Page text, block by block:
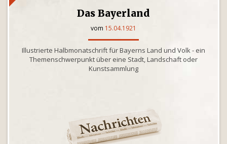
Das Bayerland
vom 15.04.1921
Illustrierte Halbmonatschrift für Bayerns Land und Volk - ein
Themenschwerpunkt über eine Stadt, Landschaft oder
Kunstsammlung